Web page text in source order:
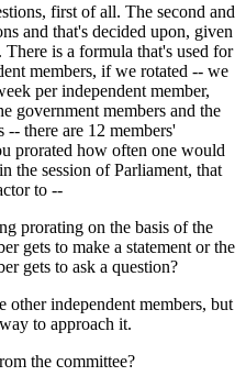
first of all. The second and
and that's decided upon, given
There is a formula that's used for
members, if we rotated -- we
per independent member,
government members and the
there are 12 members'
prorated how often one would
the session of Parliament, that
to --
prorating on the basis of the
gets to make a statement or the
gets to ask a question?
other independent members, but
to approach it.
the committee?